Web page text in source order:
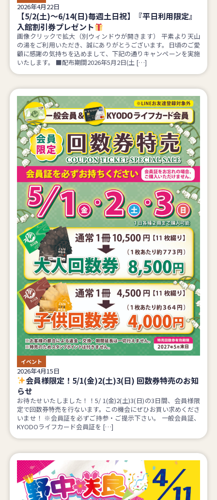
2026年4月22日
【5/2(土)～6/14(日)毎週土日祝】『平日利用限定』
入館割引券プレゼント
画像クリックで拡大（別ウィンドウが開きます） 平素より天山
の湯をご利用いただき、誠にありがとうございます。日頃のご愛
顧に感謝の気持ちを込めまして、下記の通りキャンペーンを実施
いたします。 ■配布期間2026年5月2日(土 […]
イベント
2026年4月15日
会員様限定！5/1(金)2(土)3(日) 回数券特売のお知
らせ
お待たせいたしました！！5/ 1(金)2(土)3(日)の3日間、会員様限
定で回数券特売を行ないます。この機会にぜひお買い求めくださ
いませ！ ※会員証を必ずご持参・ご提示下さい。 一般会員証、
KYODOライフカード会員証を […]